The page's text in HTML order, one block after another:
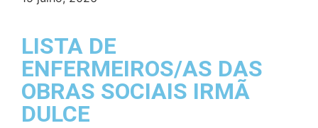
LISTA DE
ENFERMEIROS/AS DAS
OBRAS SOCIAIS IRMÃ
DULCE